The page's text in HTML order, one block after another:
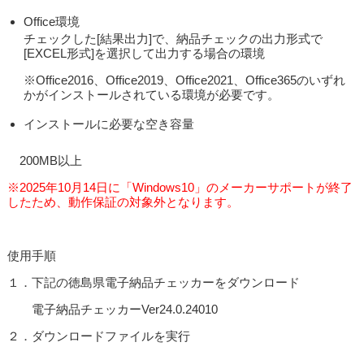
Office環境
チェックした[結果出力]で、納品チェックの出力形式で
[EXCEL形式]を選択して出力する場合の環境
※Office2016、Office2019、Office2021、Office365のいずれ
かがインストールされている環境が必要です。
インストールに必要な空き容量
200MB以上
※2025年10月14日に「Windows10」のメーカーサポートが終了
したため、動作保証の対象外となります。
使用手順
１．下記の徳島県電子納品チェッカーをダウンロード
電子納品チェッカーVer24.0.24010
２．ダウンロードファイルを実行